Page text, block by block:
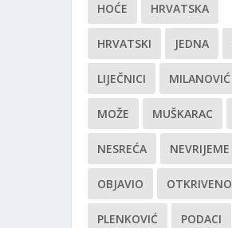
HOĆE HRVATSKA
HRVATSKI JEDNA
LIJEČNICI MILANOVIĆ
MOŽE MUŠKARAC
NESREĆA NEVRIJEME
OBJAVIO OTKRIVENO
PLENKOVIĆ PODACI